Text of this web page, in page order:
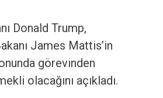
Donald Trump,
James Mattis’in
görevinden
olacağını açıkladı.